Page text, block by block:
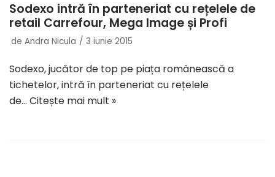
Sodexo intră în parteneriat cu rețelele de
retail Carrefour, Mega Image și Profi
de Andra Nicula 3 iunie 2015
Sodexo, jucător de top pe piața românească a
tichetelor, intră în parteneriat cu rețelele
de… Citește mai mult »